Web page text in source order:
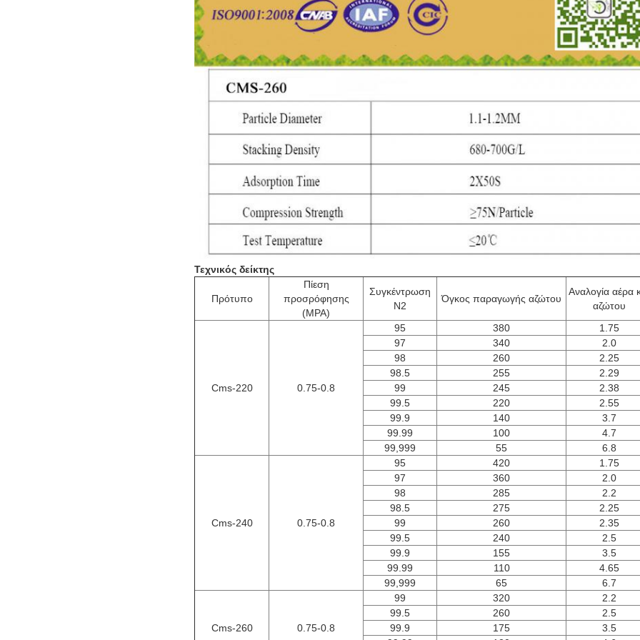
Τεχνικός δείκτης
Πρότυπο
Πίεση
προσρόφησης
(MPA)
Συγκέντρωση
Ν2
Όγκος παραγωγής αζώτου
Αναλογία αέρα
αζώτου
Cms-220 0.75-0.8
95 380
1.75
97
340
2.0
98
260
2.25
98.5
255
2.29
99
245
2.38
99.5
220
2.55
99.9
140
3.7
99.99
100
4.7
99,999
55 6.8
Cms-240 0.75-0.8
95 420
1.75
97
360
2.0
98
285
2.2
98.5
275
2.25
99
260
2.35
99.5
240
2.5
99.9
155
3.5
99.99
110
4.65
99,999
65 6.7
Cms-260 0.75-0.8
99 320
2.2
99.5
260
2.5
99.9
175
3.5